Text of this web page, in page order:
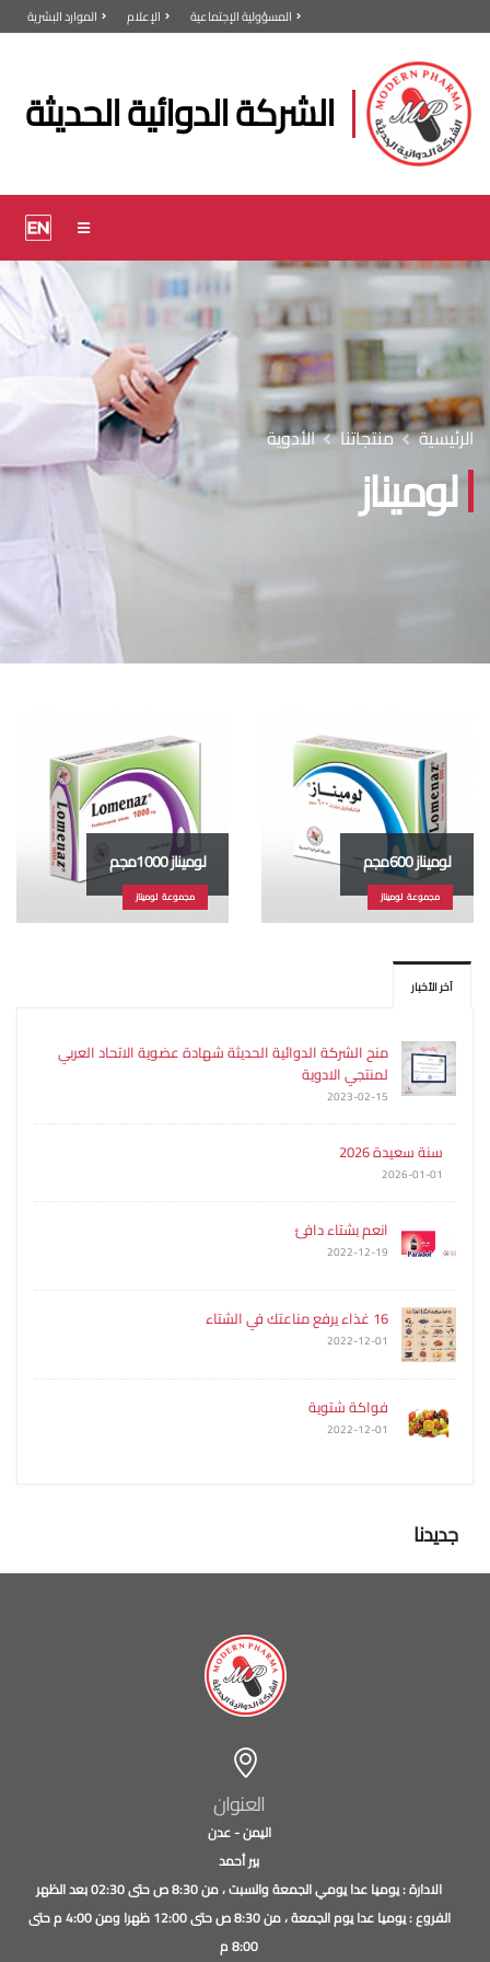
المسؤولية الإجتماعية الإعلام الموارد البشرية
الشركة الدوائية الحديثة
لوميناز
الرئيسية منتجاتنا الأدوية
آخر الأخبار
منح الشركة الدوائية الحديثة شهادة عضوية الاتحاد العربي
لمنتجي الادوية
2023-02-15
سنة سعيدة 2026
2026-01-01
انعم بشتاء دافئ
2022-12-19
16 غذاء يرفع مناعتك في الشتاء
2022-12-01
فواكة شتوية
2022-12-01
جديدنا
لوميناز 600مجم
مجموعة لوميناز
لوميناز 1000مجم
مجموعة لوميناز
العنوان
اليمن - عدن
بير أحمد
الادارة : يوميا عدا يومي الجمعة والسبت ، من 8:30 ص حتى 02:30 بعد الظهر
الفروع : يوميا عدا يوم الجمعة ، من 8:30 ص حتى 12:00 ظهرا ومن 4:00 م حتى
8:00 م